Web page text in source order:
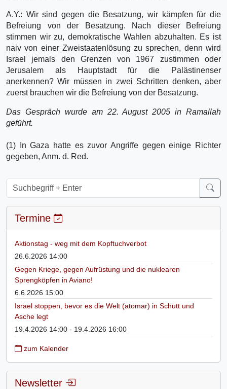
A.Y.: Wir sind gegen die Besatzung, wir kämpfen für die
Befreiung von der Besatzung. Nach dieser Befreiung
stimmen wir zu, demokratische Wahlen abzuhalten. Es ist
naiv von einer Zweistaatenlösung zu sprechen, denn wird
Israel jemals den Grenzen von 1967 zustimmen oder
Jerusalem als Hauptstadt für die Palästinenser
anerkennen? Wir müssen in zwei Schritten denken, aber
zuerst brauchen wir die Befreiung von der Besatzung.
Das Gespräch wurde am 22. August 2005 in Ramallah
geführt.
(1) In Gaza hatte es zuvor Angriffe gegen einige Richter
gegeben, Anm. d. Red.
Termine
Aktionstag - weg mit dem Kopftuchverbot
26.6.2026 14:00
Gegen Kriege, gegen Aufrüstung und die nuklearen
Sprengköpfen in Aviano!
6.6.2026 15:00
Israel stoppen, bevor es die Welt (atomar) in Schutt und
Asche legt
19.4.2026 14:00 - 19.4.2026 16:00
zum Kalender
Newsletter